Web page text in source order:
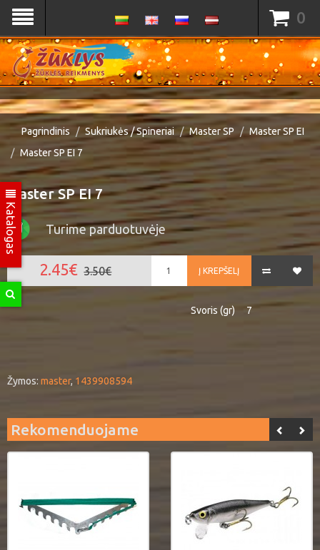
Katalogas
0
Pagrindinis Sukriukės / Spineriai Master SP
Master SP EI
Master SP EI 7
Master SP EI 7
Turime parduotuvėje
Į KREPŠELĮ
2.45€ 3.50€
Svoris (gr) 7
Žymos: master, 1439908594
Rekomenduojame